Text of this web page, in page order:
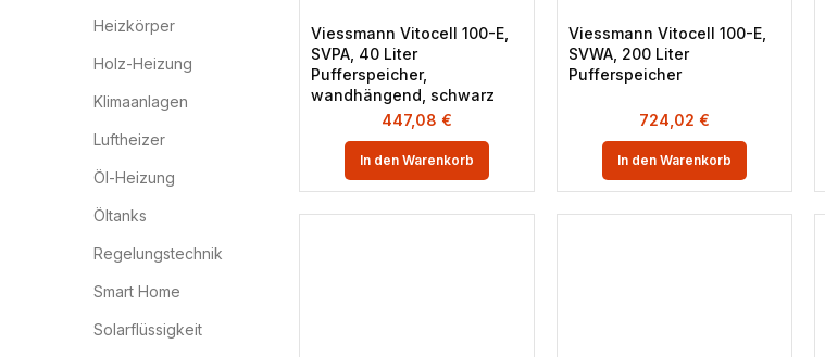
Heizkörper
Holz-Heizung
Klimaanlagen
Luftheizer
Öl-Heizung
Öltanks
Regelungstechnik
Smart Home
Solarflüssigkeit
Viessmann Vitocell 100-E,
SVPA, 40 Liter
Pufferspeicher,
wandhängend, schwarz
447,08 €
In den Warenkorb
Viessmann Vitocell 100-E,
SVWA, 200 Liter
Pufferspeicher
724,02 €
In den Warenkorb